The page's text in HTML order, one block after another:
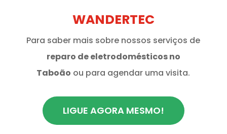
WANDERTEC
Para saber mais sobre nossos serviços de
reparo de eletrodomésticos no
Taboão ou para agendar uma visita.
LIGUE AGORA MESMO!